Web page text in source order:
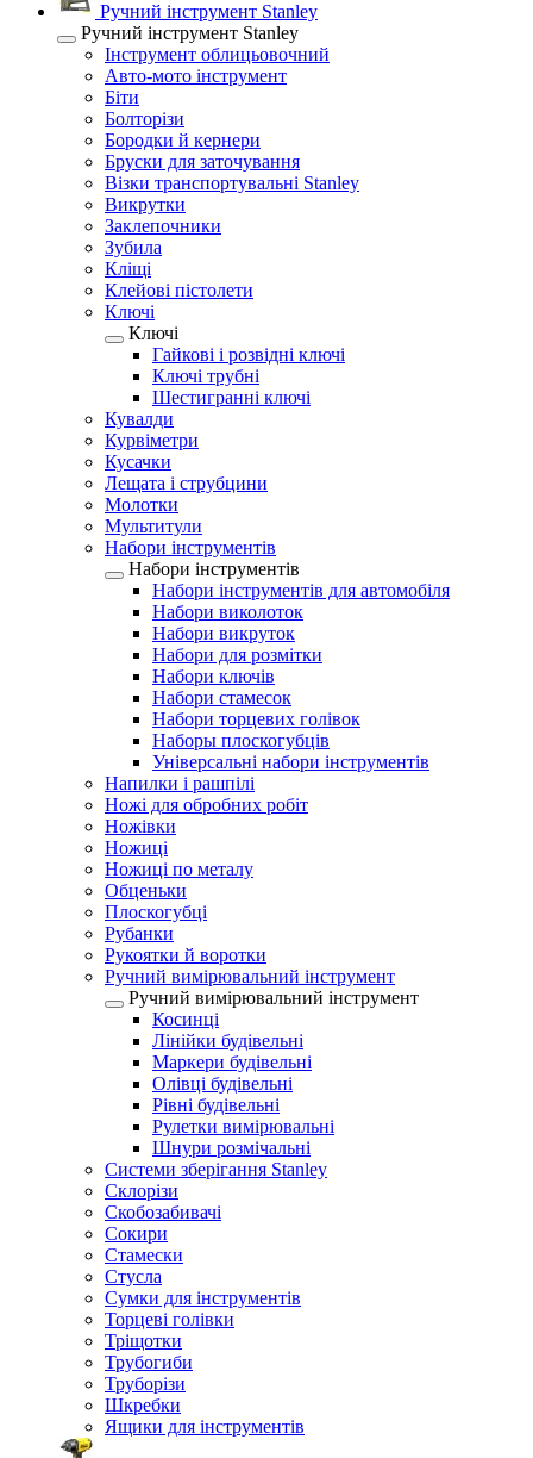
Ручний інструмент Stanley
Ручний інструмент Stanley
Інструмент облицьовочний
Авто-мото інструмент
Біти
Болторізи
Бородки й кернери
Бруски для заточування
Візки транспортувальні Stanley
Викрутки
Заклепочники
Зубила
Кліщі
Клейові пістолети
Ключі
Ключі
Гайкові і розвідні ключі
Ключі трубні
Шестигранні ключі
Кувалди
Курвіметри
Кусачки
Лещата і струбцини
Молотки
Мультитули
Набори інструментів
Набори інструментів
Набори інструментів для автомобіля
Набори виколоток
Набори викруток
Набори для розмітки
Набори ключів
Набори стамесок
Набори торцевих голівок
Наборы плоскогубців
Універсальні набори інструментів
Напилки і рашпілі
Ножі для обробних робіт
Ножівки
Ножиці
Ножиці по металу
Обценьки
Плоскогубці
Рубанки
Рукоятки й воротки
Ручний вимірювальний інструмент
Ручний вимірювальний інструмент
Косинці
Лінійки будівельні
Маркери будівельні
Олівці будівельні
Рівні будівельні
Рулетки вимірювальні
Шнури розмічальні
Системи зберігання Stanley
Склорізи
Скобозабивачі
Сокири
Стамески
Стусла
Сумки для інструментів
Торцеві голівки
Тріщотки
Трубогиби
Труборізи
Шкребки
Ящики для інструментів